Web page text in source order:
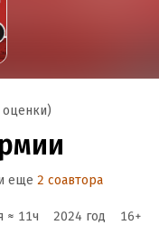
оценки)
еще 2 соавтора
≈ 11ч 2024 год 16+